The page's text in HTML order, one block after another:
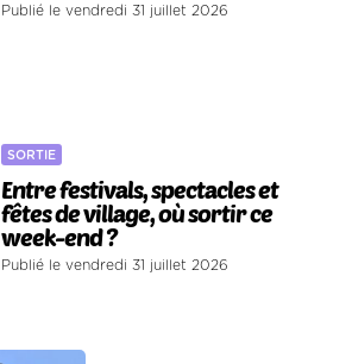
Publié le vendredi 31 juillet 2026
SORTIE
Entre festivals, spectacles et
fêtes de village, où sortir ce
week-end ?
Publié le vendredi 31 juillet 2026